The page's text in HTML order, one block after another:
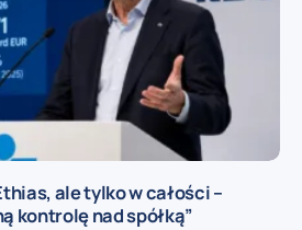
ale tylko w całości –
kontrolę nad spółką”